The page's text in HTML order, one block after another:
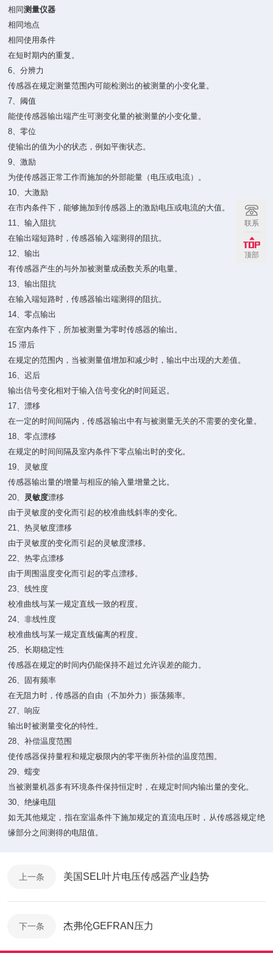
相同测量仪器
相同地点
相同使用条件
在短时期内的重复。
6、分辨力
传感器在规定测量范围内可能检测出的被测量的小变化量。
7、阈值
能使传感器输出端产生可测变化量的被测量的小变化量。
8、零位
使输出的值为小的状态，例如平衡状态。
9、激励
为使传感器正常工作而施加的外部能量（电压或电流）。
10、大激励
在市内条件下，能够施加到传感器上的激励电压或电流的大值。
11、输入阻抗
在输出端短路时，传感器输入端测得的阻抗。
12、输出
有传感器产生的与外加被测量成函数关系的电量。
13、输出阻抗
在输入端短路时，传感器输出端测得的阻抗。
14、零点输出
在室内条件下，所加被测量为零时传感器的输出。
15 滞后
在规定的范围内，当被测量值增加和减少时，输出中出现的大差值。
16、迟后
输出信号变化相对于输入信号变化的时间延迟。
17、漂移
在一定的时间间隔内，传感器输出中有与被测量无关的不需要的变化量。
18、零点漂移
在规定的时间间隔及室内条件下零点输出时的变化。
19、灵敏度
传感器输出量的增量与相应的输入量增量之比。
20、 灵敏度漂移
由于灵敏度的变化而引起的校准曲线斜率的变化。
21、热灵敏度漂移
由于灵敏度的变化而引起的灵敏度漂移。
22、热零点漂移
由于周围温度变化而引起的零点漂移。
23、线性度
校准曲线与某一规定直线一致的程度。
24、非线性度
校准曲线与某一规定直线偏离的程度。
25、长期稳定性
传感器在规定的时间内仍能保持不超过允许误差的能力。
26、固有频率
在无阻力时，传感器的自由（不加外力）振荡频率。
27、响应
输出时被测量变化的特性。
28、补偿温度范围
使传感器保持量程和规定极限内的零平衡所补偿的温度范围。
29、蠕变
当被测量机器多有环境条件保持恒定时，在规定时间内输出量的变化。
30、绝缘电阻
如无其他规定，指在室温条件下施加规定的直流电压时，从传感器规定绝
缘部分之间测得的电阻值。
上一条 美国SEL叶片电压传感器产业趋势
下一条 杰弗伦GEFRAN压力
联系
顶部